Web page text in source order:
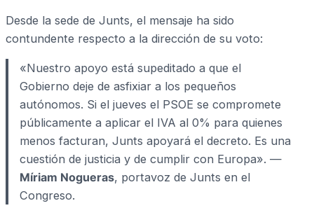
Desde la sede de Junts, el mensaje ha sido
contundente respecto a la dirección de su voto:
«Nuestro apoyo está supeditado a que el
Gobierno deje de asfixiar a los pequeños
autónomos. Si el jueves el PSOE se compromete
públicamente a aplicar el IVA al 0% para quienes
menos facturan, Junts apoyará el decreto. Es una
cuestión de justicia y de cumplir con Europa». —
Míriam Nogueras, portavoz de Junts en el
Congreso.